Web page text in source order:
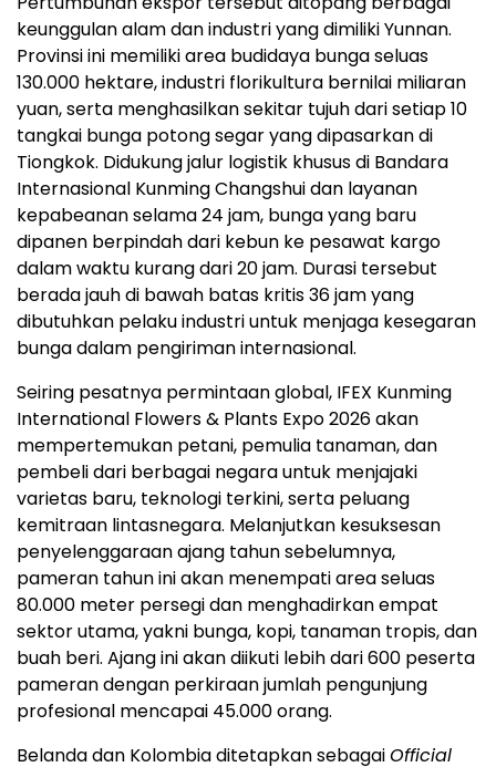
keunggulan alam dan industri yang dimiliki Yunnan.
Provinsi ini memiliki area budidaya bunga seluas
130.000 hektare, industri florikultura bernilai miliaran
yuan, serta menghasilkan sekitar tujuh dari setiap 10
tangkai bunga potong segar yang dipasarkan di
Tiongkok. Didukung jalur logistik khusus di Bandara
Internasional Kunming Changshui dan layanan
kepabeanan selama 24 jam, bunga yang baru
dipanen berpindah dari kebun ke pesawat kargo
dalam waktu kurang dari 20 jam. Durasi tersebut
berada jauh di bawah batas kritis 36 jam yang
dibutuhkan pelaku industri untuk menjaga kesegaran
bunga dalam pengiriman internasional.
Seiring pesatnya permintaan global, IFEX Kunming
International Flowers & Plants Expo 2026 akan
mempertemukan petani, pemulia tanaman, dan
pembeli dari berbagai negara untuk menjajaki
varietas baru, teknologi terkini, serta peluang
kemitraan lintasnegara. Melanjutkan kesuksesan
penyelenggaraan ajang tahun sebelumnya,
pameran tahun ini akan menempati area seluas
80.000 meter persegi dan menghadirkan empat
sektor utama, yakni bunga, kopi, tanaman tropis, dan
buah beri. Ajang ini akan diikuti lebih dari 600 peserta
pameran dengan perkiraan jumlah pengunjung
profesional mencapai 45.000 orang.
Belanda dan Kolombia ditetapkan sebagaiOfficial